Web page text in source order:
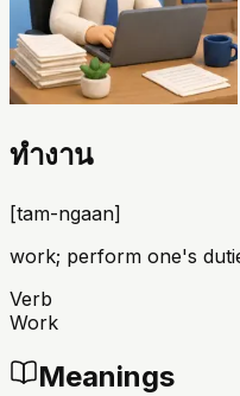
ทำงาน
[tam-ngaan]
work; perform one's
Verb
Work
Meanings